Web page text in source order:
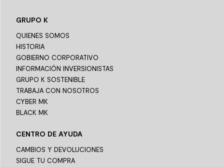
GRUPO K
QUIENES SOMOS
HISTORIA
GOBIERNO CORPORATIVO
INFORMACIÓN INVERSIONISTAS
GRUPO K SOSTENIBLE
TRABAJA CON NOSOTROS
CYBER MK
BLACK MK
CENTRO DE AYUDA
CAMBIOS Y DEVOLUCIONES
SIGUE TU COMPRA